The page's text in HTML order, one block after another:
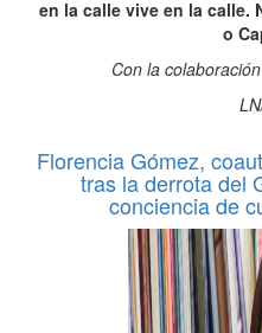
en la calle vive en la calle.
o
Con la
Florencia Gómez,
tras la derrota del
conciencia de